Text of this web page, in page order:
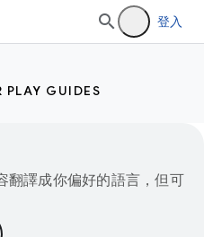
登入
PLAY GUIDES
翻譯成你偏好的語言，但可